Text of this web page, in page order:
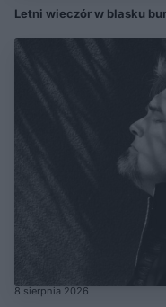
Letni wieczór w blasku
8 sierpnia 2026